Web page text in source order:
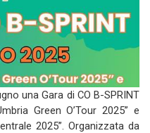
una Gara di CO B-SPRINT
Green O’Tour 2025” e
2025”. Organizzata da